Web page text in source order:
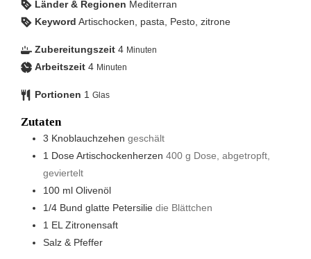
Länder & Regionen Mediterran
Keyword Artischocken, pasta, Pesto, zitrone
Zubereitungszeit 4 Minuten
Arbeitszeit 4 Minuten
Portionen 1 Glas
Zutaten
3 Knoblauchzehen geschält
1 Dose Artischockenherzen 400 g Dose, abgetropft,
geviertelt
100 ml Olivenöl
1/4 Bund glatte Petersilie die Blättchen
1 EL Zitronensaft
Salz & Pfeffer